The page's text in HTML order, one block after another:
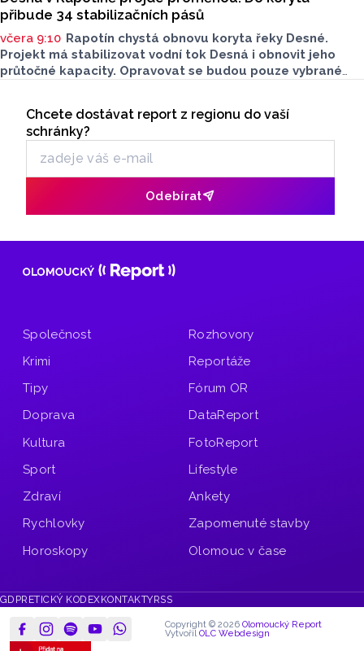
přibude 34 stabilizačních pásů
včera 9:10 Rapotín chystá obnovu koryta řeky Desné.
Projekt má stabilizovat vodní tok Desná i obnovit jeho
průtočné kapacity. Opravovat se budou pouze vybrané
Odběr newsletteru
Chcete dostávat report z regionu do vaší
schránky?
Odebírat
Společnost
Krimi
Tipy
Doprava
Kultura
Sport
Zdraví
Rychlovky
Horoskopy
Rozhovory
Reportáže
Fórum OR
DataReport
FotoReport
Lifestyle
Ankety
Zapomenuté stavby
Olomouc v čase
GDPR ETICKÝ KODEXKONTAKTYRSS
Copyright © 2026 Olomoucký Report
VytvořilOLC Webdesign